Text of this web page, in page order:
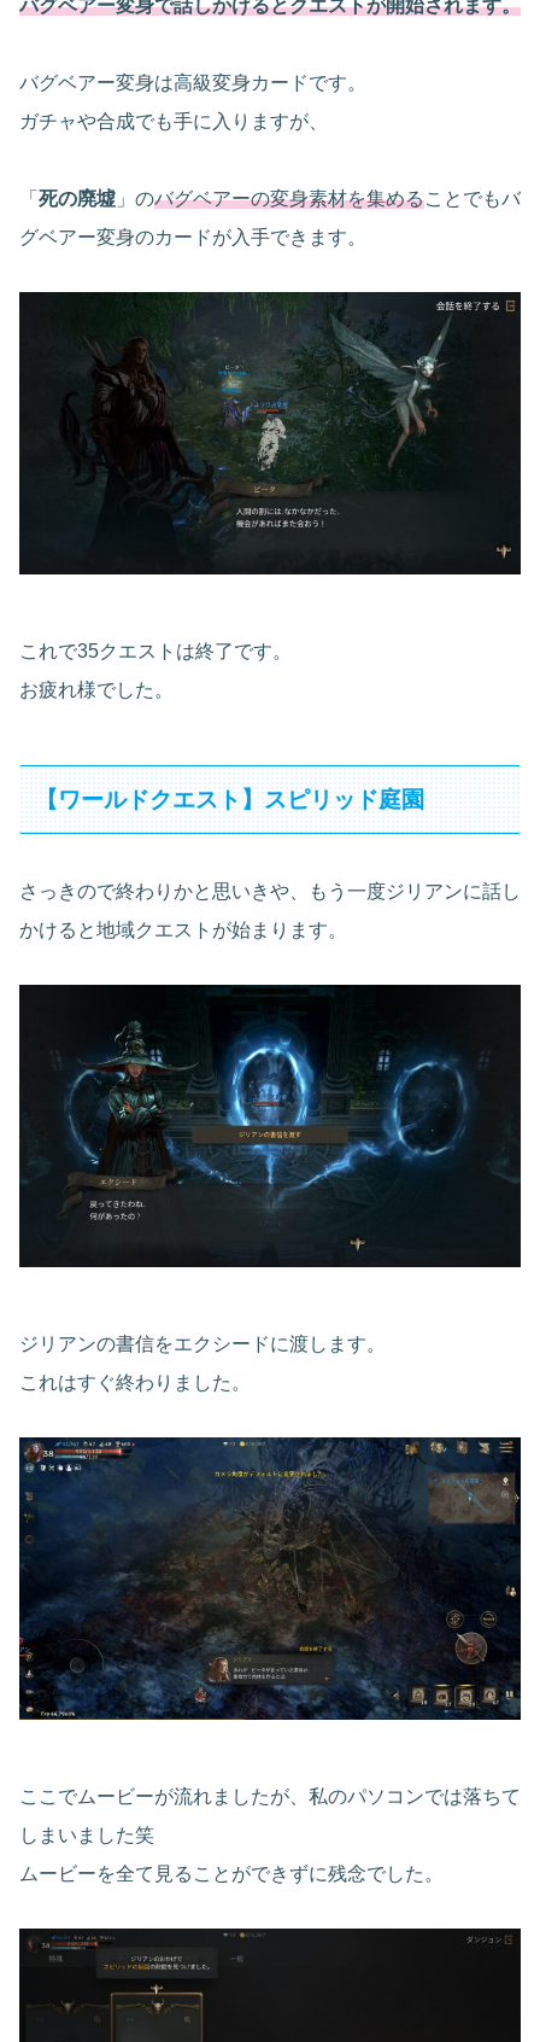
バグベアー変身で話しかけるとクエストが開始されます。
バグベアー変身は高級変身カードです。
ガチャや合成でも手に入りますが、
「 死の廃墟 」のバグベアーの変身素材を集めることでもバ
グベアー変身のカードが入手できます。
これで35クエストは終了です。
お疲れ様でした。
【ワールドクエスト】スピリッド庭園
さっきので終わりかと思いきや、もう一度ジリアンに話し
かけると地域クエストが始まります。
ジリアンの書信をエクシードに渡します。
これはすぐ終わりました。
ここでムービーが流れましたが、私のパソコンでは落ちて
しまいました笑
ムービーを全て見ることができずに残念でした。